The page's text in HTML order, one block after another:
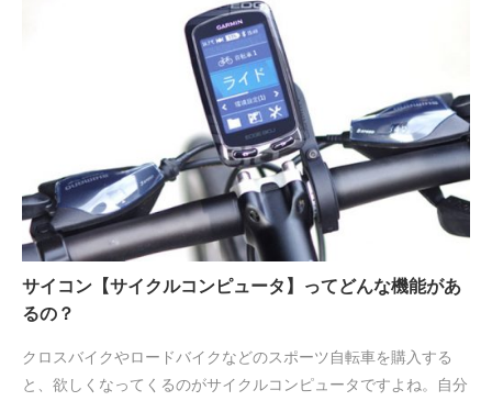
サイコン【サイクルコンピュータ】ってどんな機能があ
るの？
クロスバイクやロードバイクなどのスポーツ自転車を購入する
と、欲しくなってくるのがサイクルコンピュータですよね。自分